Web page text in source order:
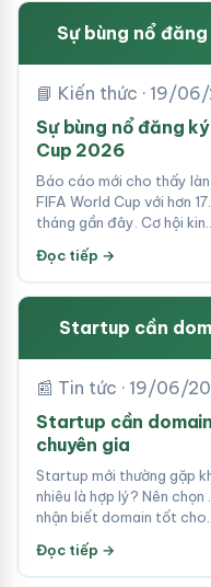
Sự bùng nổ
📘 Kiến thức · 19/
Sự bùng nổ đăng
Cup 2026
Báo cáo mới cho thấy
FIFA World Cup với hơn
tháng gần đây. Cơ hội kin…
Đọc tiếp →
Startup cần
📰 Tin tức · 19/06/
Startup cần
chuyên gia
Startup mới thường gặp
nhiêu là hợp lý? Nên
nhận biết domain tốt cho…
Đọc tiếp →